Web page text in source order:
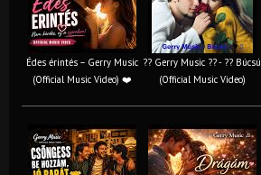
Édes érintés – Gerry Music
(Official Music Video) ❤️
?? Gerry Music ?? - ?? Búcsú
(Official Music Video)